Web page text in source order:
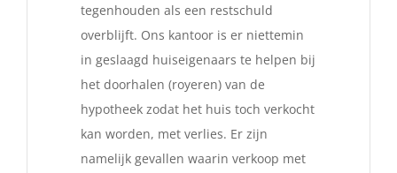
tegenhouden als een restschuld
overblijft. Ons kantoor is er niettemin
in geslaagd huiseigenaars te helpen bij
het doorhalen (royeren) van de
hypotheek zodat het huis toch verkocht
kan worden, met verlies. Er zijn
namelijk gevallen waarin verkoop met